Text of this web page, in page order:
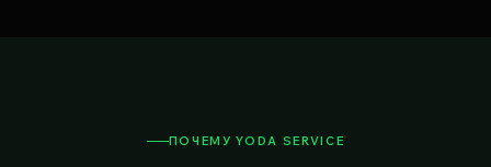
ПОЧЕМУ YODA SERVICE